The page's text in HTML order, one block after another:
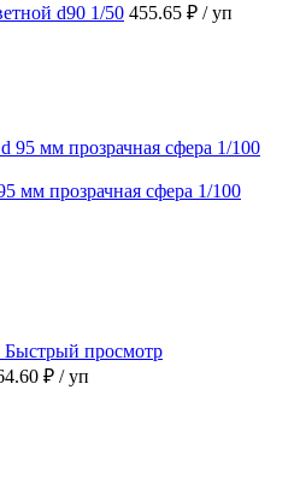
d90 1/50 455.65 ₽ / уп
прозрачная сфера 1/100
Быстрый просмотр
₽ / уп